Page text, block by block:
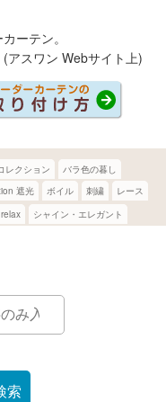
ーテン。
アスワン Webサイト上)
relax シャイン・エレガント
遮光 ボイル 刺繍 レース
レクション バラ色の暮し
索